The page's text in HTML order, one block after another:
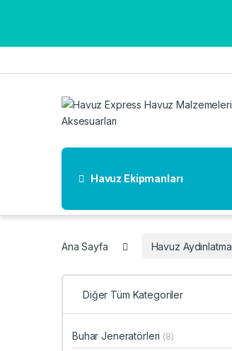
Havuz Ekipmanları
Ana Sayfa Havuz Aydınlatma
Diğer Tüm Kategoriler
Buhar Jeneratörleri (8)